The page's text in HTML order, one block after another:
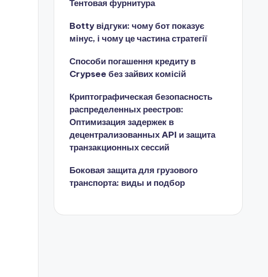
Тентовая фурнитура
Botty відгуки: чому бот показує
мінус, і чому це частина стратегії
Способи погашення кредиту в
Crypsee без зайвих комісій
Криптографическая безопасность
распределенных реестров:
Оптимизация задержек в
децентрализованных API и защита
транзакционных сессий
Боковая защита для грузового
транспорта: виды и подбор